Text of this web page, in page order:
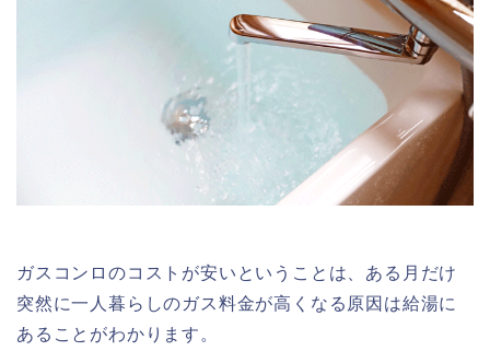
ガスコンロのコストが安いということは、ある月だけ
突然に一人暮らしのガス料金が高くなる原因は給湯に
あることがわかります。